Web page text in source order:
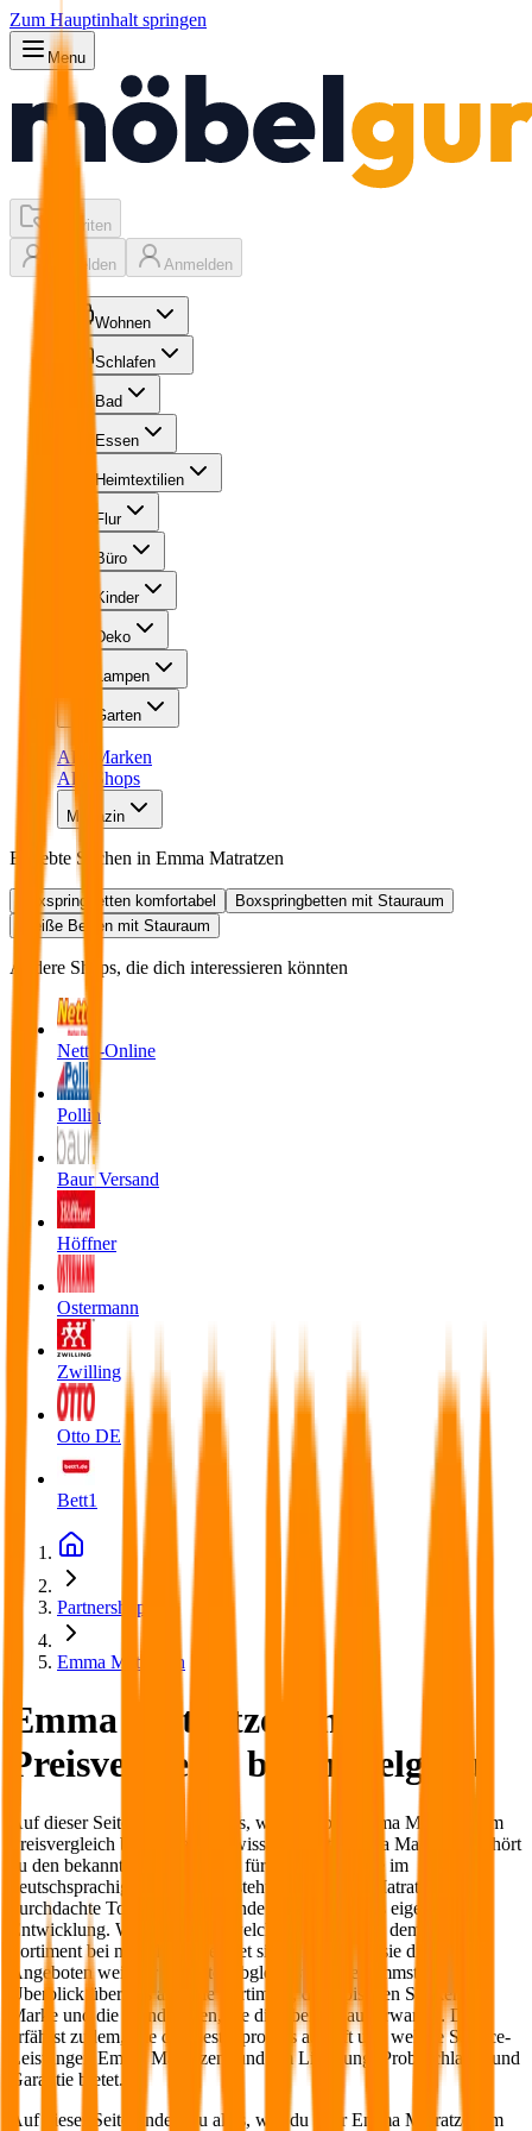
Zum Hauptinhalt springen
Menu
Favoriten
Anmelden Anmelden
Wohnen
Schlafen
Bad
Essen
Heimtextilien
Flur
Büro
Kinder
Deko
Lampen
Garten
Alle Marken
Alle Shops
Magazin
Beliebte Suchen in Emma Matratzen
Boxspringbetten komfortabel
Boxspringbetten mit Stauraum
Weiße Betten mit Stauraum
Andere Shops, die dich interessieren könnten
Netto-Online
Pollin
Baur Versand
Höffner
Ostermann
Zwilling
Otto DE
Bett1
Partnershops
Emma Matratzen
Emma Matratzen im
Preisvergleich bei möbelguru
Auf dieser Seite findest du alles, was du über Emma Matratzen im
Preisvergleich bei möbelguru wissen musst. Emma Matratzen gehört
zu den bekanntesten Anbietern für Schlafprodukte im
deutschsprachigen Raum und steht für moderne Matratzen,
durchdachte Topper und passende Bettwäsche aus eigener
Entwicklung. Wir zeigen dir, welche Produkte aus dem Emma-
Sortiment bei möbelguru gelistet sind und wie du sie direkt mit
Angeboten weiterer Anbieter abgleichst. So bekommst du einen
Überblick über das aktuelle Sortiment, die typischen Stärken der
Marke und die Konditionen, die dich beim Kauf erwarten. Du
erfährst zudem, wie der Bestellprozess abläuft und welche Service-
Leistungen Emma Matratzen rund um Lieferung, Probeschlafen und
Garantie bietet.
Auf dieser Seite findest du alles, was du über Emma Matratzen im